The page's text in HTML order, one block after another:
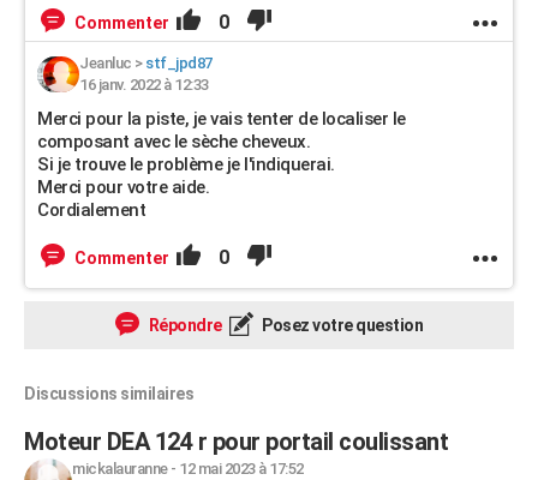
Commenter 0
Jeanluc > stf_jpd87
16 janv. 2022 à 12:33
Merci pour la piste, je vais tenter de localiser le
composant avec le sèche cheveux.
Si je trouve le problème je l'indiquerai.
Merci pour votre aide.
Cordialement
Commenter 0
Répondre Posez votre question
Discussions similaires
Moteur DEA 124 r pour portail coulissant
mickalauranne- 12 mai 2023 à 17:52